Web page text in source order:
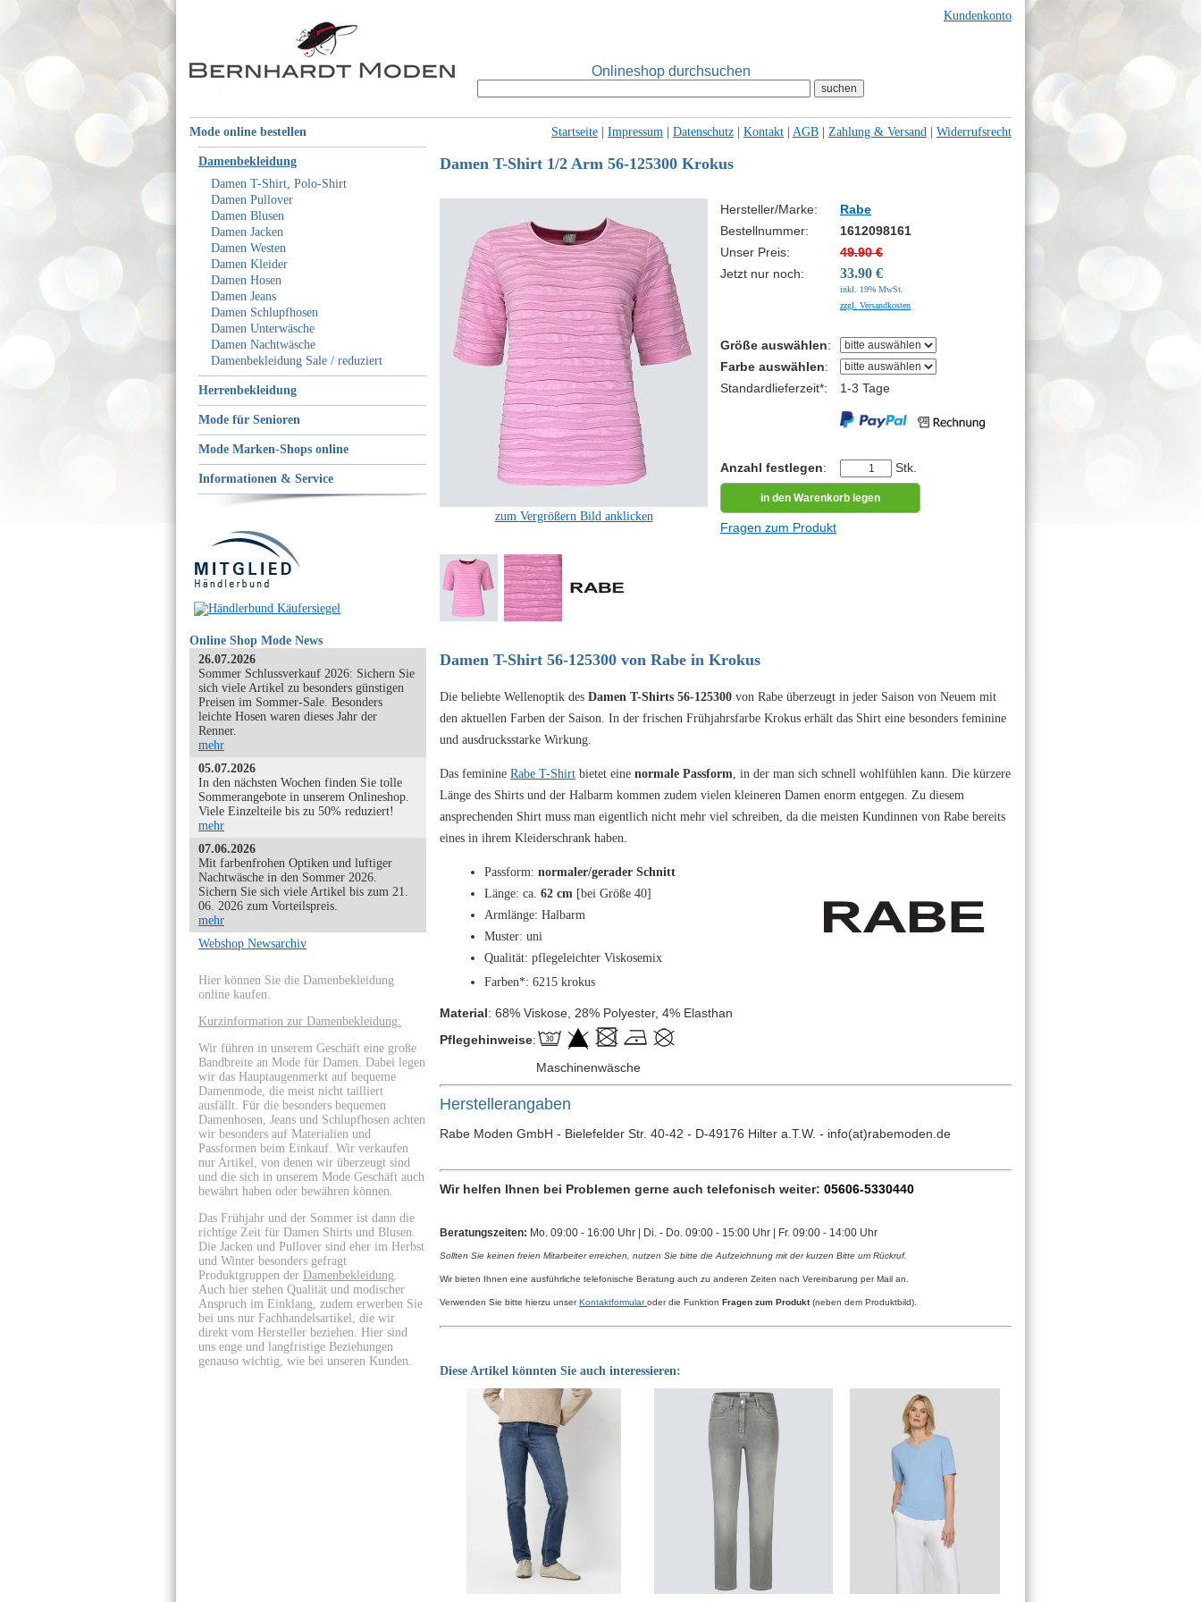
Onlineshop durchsuchen
Kundenkonto
Mode online bestellen
Damenbekleidung
Damen T-Shirt, Polo-Shirt
Damen Pullover
Damen Blusen
Damen Jacken
Damen Westen
Damen Kleider
Damen Hosen
Damen Jeans
Damen Schlupfhosen
Damen Unterwäsche
Damen Nachtwäsche
Damenbekleidung Sale / reduziert
Herrenbekleidung
Mode für Senioren
Mode Marken-Shops online
Informationen & Service
Online Shop Mode News
26.07.2026
Sommer Schlussverkauf 2026: Sichern Sie
sich viele Artikel zu besonders günstigen
Preisen im Sommer-Sale. Besonders
leichte Hosen waren dieses Jahr der
Renner.
mehr
05.07.2026
In den nächsten Wochen finden Sie tolle
Sommerangebote in unserem Onlineshop.
Viele Einzelteile bis zu 50% reduziert!
mehr
07.06.2026
Mit farbenfrohen Optiken und luftiger
Nachtwäsche in den Sommer 2026.
Sichern Sie sich viele Artikel bis zum 21.
06. 2026 zum Vorteilspreis.
mehr
Webshop Newsarchiv
Hier können Sie die Damenbekleidung
online kaufen.
Kurzinformation zur Damenbekleidung:
Wir führen in unserem Geschäft eine große
Bandbreite an Mode für Damen. Dabei legen
wir das Hauptaugenmerkt auf bequeme
Damenmode, die meist nicht tailliert
ausfällt. Für die besonders bequemen
Damenhosen, Jeans und Schlupfhosen achten
wir besonders auf Materialien und
Passformen beim Einkauf. Wir verkaufen
nur Artikel, von denen wir überzeugt sind
und die sich in unserem Mode Geschäft auch
bewährt haben oder bewähren können.
Das Frühjahr und der Sommer ist dann die
richtige Zeit für Damen Shirts und Blusen.
Die Jacken und Pullover sind eher im Herbst
und Winter besonders gefragt
Produktgruppen der Damenbekleidung.
Auch hier stehen Qualität und modischer
Anspruch im Einklang, zudem erwerben Sie
bei uns nur Fachhandelsartikel, die wir
direkt vom Hersteller beziehen. Hier sind
uns enge und langfristige Beziehungen
genauso wichtig, wie bei unseren Kunden.
Startseite Impressum Datenschutz Kontakt AGB Zahlung & Versand Widerrufsrecht
Damen T-Shirt 1/2 Arm 56-125300 Krokus
zum Vergrößern Bild anklicken
Hersteller/Marke:
Rabe
Bestellnummer:
1612098161
Unser Preis:
49.90 €
Jetzt nur noch:
33.90 €
inkl. 19% MwSt.
zzgl. Versandkosten
Größe auswählen:
Farbe auswählen:
Standardlieferzeit*:
1-3 Tage
Anzahl festlegen: Stk.
Fragen zum Produkt
Damen T-Shirt 56-125300 von Rabe in Krokus
Die beliebte Wellenoptik des Damen T-Shirts 56-125300 von Rabe überzeugt in jeder Saison von Neuem mit
den aktuellen Farben der Saison. In der frischen Frühjahrsfarbe Krokus erhält das Shirt eine besonders feminine
und ausdrucksstarke Wirkung.
Das feminine Rabe T-Shirt bietet eine normale Passform, in der man sich schnell wohlfühlen kann. Die kürzere
Länge des Shirts und der Halbarm kommen zudem vielen kleineren Damen enorm entgegen. Zu diesem
ansprechenden Shirt muss man eigentlich nicht mehr viel schreiben, da die meisten Kundinnen von Rabe bereits
eines in ihrem Kleiderschrank haben.
Passform: normaler/gerader Schnitt
Länge: ca. 62 cm [bei Größe 40]
Armlänge: Halbarm
Muster: uni
Qualität: pflegeleichter Viskosemix
Farben*: 6215 krokus
Material: 68% Viskose, 28% Polyester, 4% Elasthan
Pflegehinweise:
Maschinenwäsche
Herstellerangaben
Rabe Moden GmbH - Bielefelder Str. 40-42 - D-49176 Hilter a.T.W. - info(at)rabemoden.de
Wir helfen Ihnen bei Problemen gerne auch telefonisch weiter: 05606-5330440
Beratungszeiten: Mo. 09:00 - 16:00 Uhr | Di. - Do. 09:00 - 15:00 Uhr | Fr. 09:00 - 14:00 Uhr
Sollten Sie keinen freien Mitarbeiter erreichen, nutzen Sie bitte die Aufzeichnung mit der kurzen Bitte um Rückruf.
Wir bieten Ihnen eine ausführliche telefonische Beratung auch zu anderen Zeiten nach Vereinbarung per Mail an.
Verwenden Sie bitte hierzu unserKontaktformularoder die Funktion Fragen zum Produkt(neben dem Produktbild).
Diese Artikel könnten Sie auch interessieren: